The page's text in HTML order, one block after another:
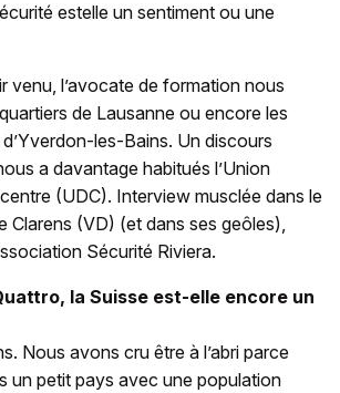
estelle un sentiment ou une
venu, l’avocate de formation nous
de Lausanne ou encore les
les-Bains. Un discours
a davantage habitués l’Union
(UDC). Interview musclée dans le
Clarens (VD) (et dans ses geôles),
Sécurité Riviera.
la Suisse est-elle encore un
Nous avons cru être à l’abri parce
un petit pays avec une population